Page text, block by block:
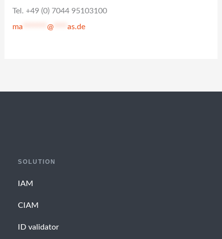
Tel. +49 (0) 7044 95103100
ma *******@ ****as.de
SOLUTION
IAM
CIAM
ID validator